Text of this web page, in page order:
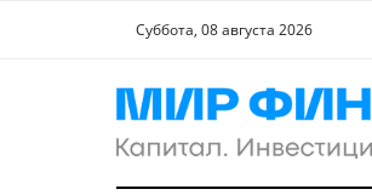
Суббота, 08 августа 2026